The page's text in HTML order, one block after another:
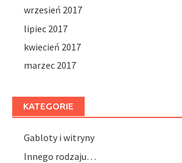
wrzesień 2017
lipiec 2017
kwiecień 2017
marzec 2017
KATEGORIE
Gabloty i witryny
Innego rodzaju…